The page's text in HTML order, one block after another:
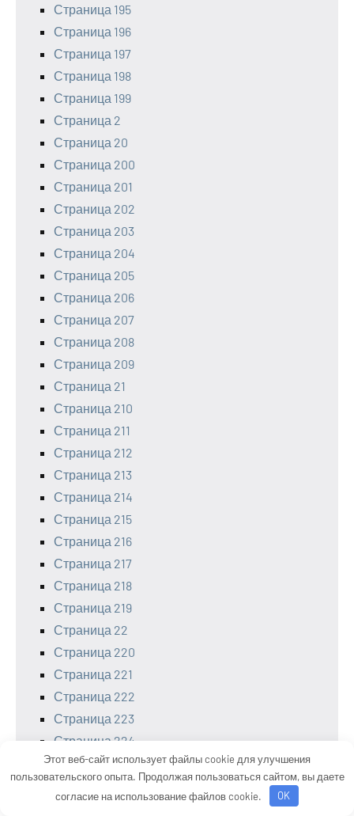
Страница 195
Страница 196
Страница 197
Страница 198
Страница 199
Страница 2
Страница 20
Страница 200
Страница 201
Страница 202
Страница 203
Страница 204
Страница 205
Страница 206
Страница 207
Страница 208
Страница 209
Страница 21
Страница 210
Страница 211
Страница 212
Страница 213
Страница 214
Страница 215
Страница 216
Страница 217
Страница 218
Страница 219
Страница 22
Страница 220
Страница 221
Страница 222
Страница 223
Страница 224
Страница 225
Страница 226
Этот веб-сайт использует файлы cookie для улучшения
пользовательского опыта. Продолжая пользоваться сайтом, вы даете
согласие на использование файлов cookie.
OK